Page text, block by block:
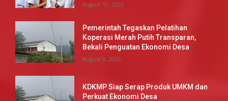
August 10, 2026
Pemerintah Tegaskan Pelatihan
Koperasi Merah Putih Transparan,
Bekali Penguatan Ekonomi Desa
August 9, 2026
KDKMP Siap Serap Produk UMKM dan
Perkuat Ekonomi Desa